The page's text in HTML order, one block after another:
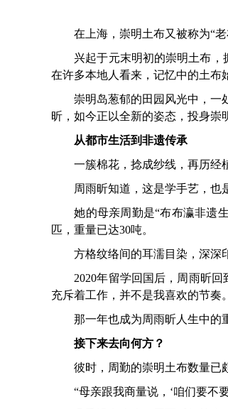
在上海，崇明土布又被称为“老
兴起于元末明初的崇明土布，拥
在许多本地人看来，记忆中的土布
崇明岛葱郁的田园风光中，一处
昕，如今正以全新的姿态，投身崇
从都市生活到非遗传承
一簇棉花，捻成纱线，再历经植
周雨昕知道，这是学手艺，也是
她的母亲周勤是“布布瀛非遗生
匹，重量已达30吨。
方格纹络间的耳濡目染，深深印
2020年留学回国后，周雨昕回到
充斥着工作，并不是我喜欢的节奏
那一年也成为周雨昕人生中的重
接下来去向何方？
彼时，周勤的崇明土布数量已颇
“母亲跟我商量说，‘咱们要不要